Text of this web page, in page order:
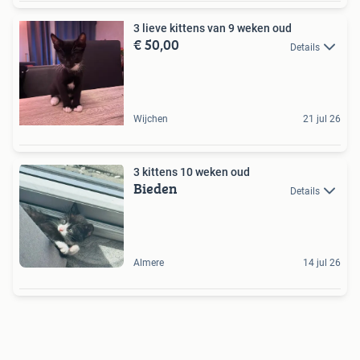
3 lieve kittens van 9 weken oud
€ 50,00 Details
Wijchen 21 jul 26
3 kittens 10 weken oud
Bieden Details
Almere 14 jul 26